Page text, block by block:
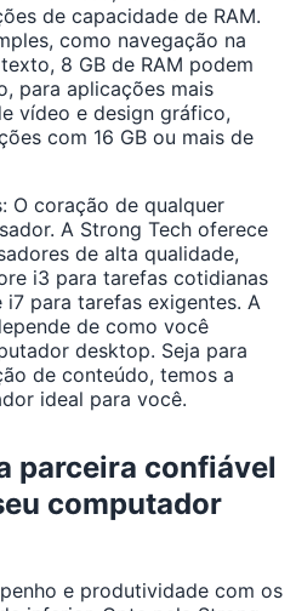
de capacidade de RAM.
como navegação na
8 GB de RAM podem
para aplicações mais
vídeo e design gráfico,
com 16 GB ou mais de
O coração de qualquer
A Strong Tech oferece
de alta qualidade,
i3 para tarefas cotidianas
para tarefas exigentes. A
de como você
desktop. Seja para
de conteúdo, temos a
ideal para você.
parceira confiável
computador
e produtividade com os